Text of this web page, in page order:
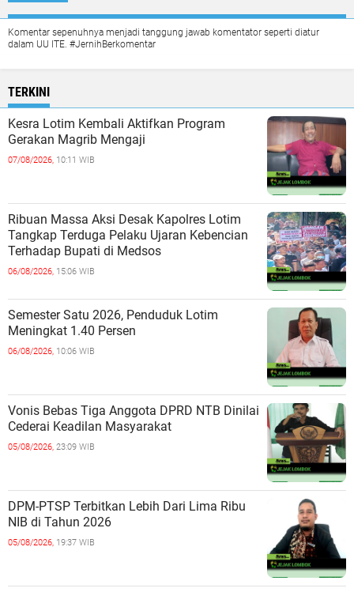
Komentar sepenuhnya menjadi tanggung jawab komentator seperti diatur
dalam UU ITE. #JernihBerkomentar
TERKINI
Kesra Lotim Kembali Aktifkan Program
Gerakan Magrib Mengaji
07/08/2026, 10:11 WIB
Ribuan Massa Aksi Desak Kapolres Lotim
Tangkap Terduga Pelaku Ujaran Kebencian
Terhadap Bupati di Medsos
06/08/2026, 15:06 WIB
Semester Satu 2026, Penduduk Lotim
Meningkat 1.40 Persen
06/08/2026, 10:06 WIB
Vonis Bebas Tiga Anggota DPRD NTB Dinilai
Cederai Keadilan Masyarakat
05/08/2026, 23:09 WIB
DPM-PTSP Terbitkan Lebih Dari Lima Ribu
NIB di Tahun 2026
05/08/2026, 19:37 WIB